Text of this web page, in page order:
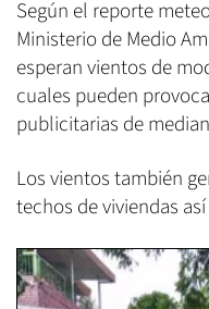
Según el reporte
Ministerio de Medio
esperan vientos de
cuales pueden
publicitarias de
Los vientos también
techos de viviendas